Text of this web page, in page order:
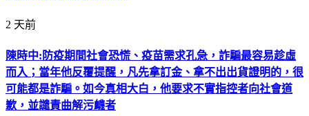
2 天前
陳時中:防疫期間社會恐慌、疫苗需求孔急，詐騙最容易趁虛
而入；當年他反覆提醒，凡先拿訂金、拿不出出貨證明的，很
可能都是詐騙。如今真相大白，他要求不實指控者向社會道
歉，並譴責曲解污衊者